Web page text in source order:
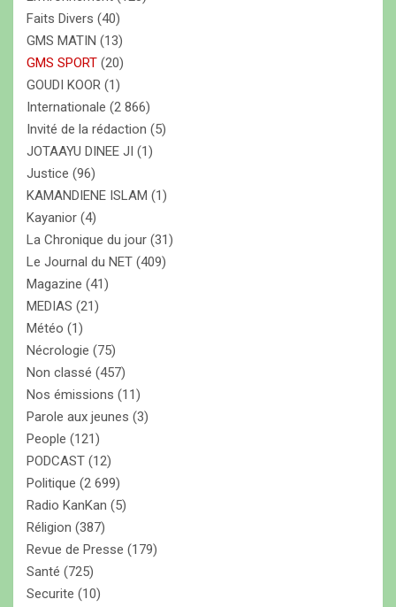
Faits Divers (40)
GMS MATIN (13)
GMS SPORT (20)
GOUDI KOOR (1)
Internationale (2 866)
Invité de la rédaction (5)
JOTAAYU DINEE JI (1)
Justice (96)
KAMANDIENE ISLAM (1)
Kayanior (4)
La Chronique du jour (31)
Le Journal du NET (409)
Magazine (41)
MEDIAS (21)
Météo (1)
Nécrologie (75)
Non classé (457)
Nos émissions (11)
Parole aux jeunes (3)
People (121)
PODCAST (12)
Politique (2 699)
Radio KanKan (5)
Réligion (387)
Revue de Presse (179)
Santé (725)
Securite (10)